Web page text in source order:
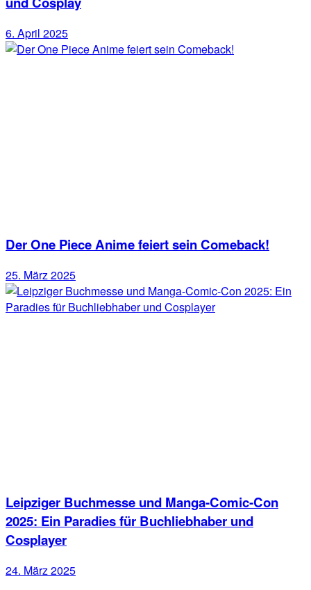
6. April 2025
Der One Piece Anime feiert sein Comeback!
25. März 2025
Leipziger Buchmesse und Manga-Comic-Con
2025: Ein Paradies für Buchliebhaber und
Cosplayer
24. März 2025